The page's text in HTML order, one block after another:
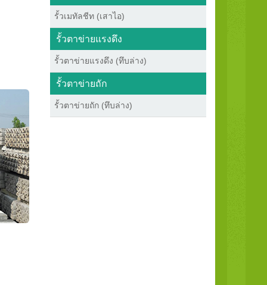
รั้วเมทัลชีท (เสาไอ)
รั้วตาข่ายแรงดึง
รั้วตาข่ายแรงดึง (ทึบล่าง)
รั้วตาข่ายถัก
รั้วตาข่ายถัก (ทึบล่าง)